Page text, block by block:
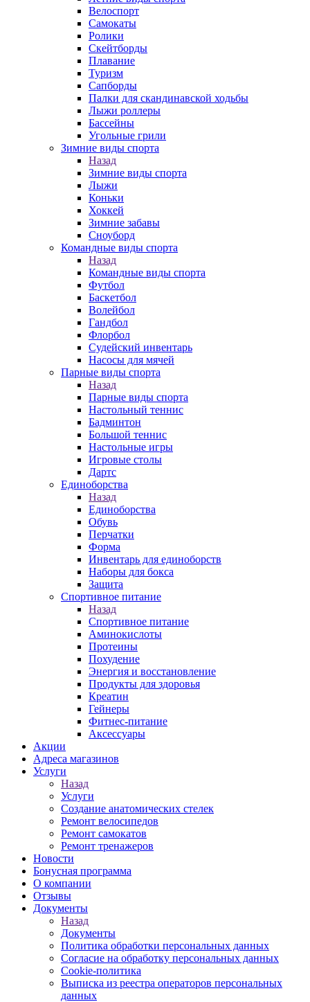
Велоспорт
Самокаты
Ролики
Скейтборды
Плавание
Туризм
Сапборды
Палки для скандинавской ходьбы
Лыжи роллеры
Бассейны
Угольные грили
Зимние виды спорта
Назад
Зимние виды спорта
Лыжи
Коньки
Хоккей
Зимние забавы
Сноуборд
Командные виды спорта
Назад
Командные виды спорта
Футбол
Баскетбол
Волейбол
Гандбол
Флорбол
Судейский инвентарь
Насосы для мячей
Парные виды спорта
Назад
Парные виды спорта
Настольный теннис
Бадминтон
Большой теннис
Настольные игры
Игровые столы
Дартс
Единоборства
Назад
Единоборства
Обувь
Перчатки
Форма
Инвентарь для единоборств
Наборы для бокса
Защита
Спортивное питание
Назад
Спортивное питание
Аминокислоты
Протеины
Похудение
Энергия и восстановление
Продукты для здоровья
Креатин
Гейнеры
Фитнес-питание
Аксессуары
Акции
Адреса магазинов
Услуги
Назад
Услуги
Создание анатомических стелек
Ремонт велосипедов
Ремонт самокатов
Ремонт тренажеров
Новости
Бонусная программа
О компании
Отзывы
Документы
Назад
Документы
Политика обработки персональных данных
Согласие на обработку персональных данных
Cookie-политика
Выписка из реестра операторов персональных
данных